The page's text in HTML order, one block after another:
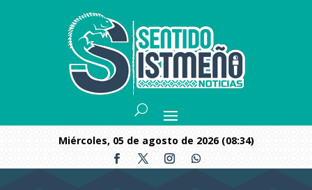
miércoles, 05 de agosto de 2026 (08:34)